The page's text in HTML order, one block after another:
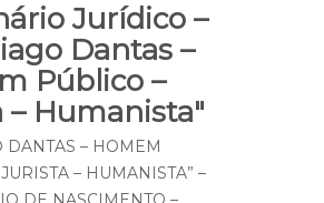
Jurídico –
Dantas –
Público –
– Humanista"
DANTAS – HOMEM
– HUMANISTA” –